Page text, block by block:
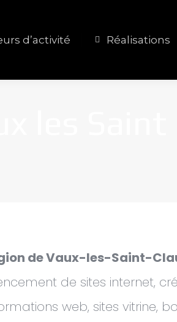
d’activité Réalisations
de Vaux-les-Saint-
de sites internet,
web, sites vitrine,